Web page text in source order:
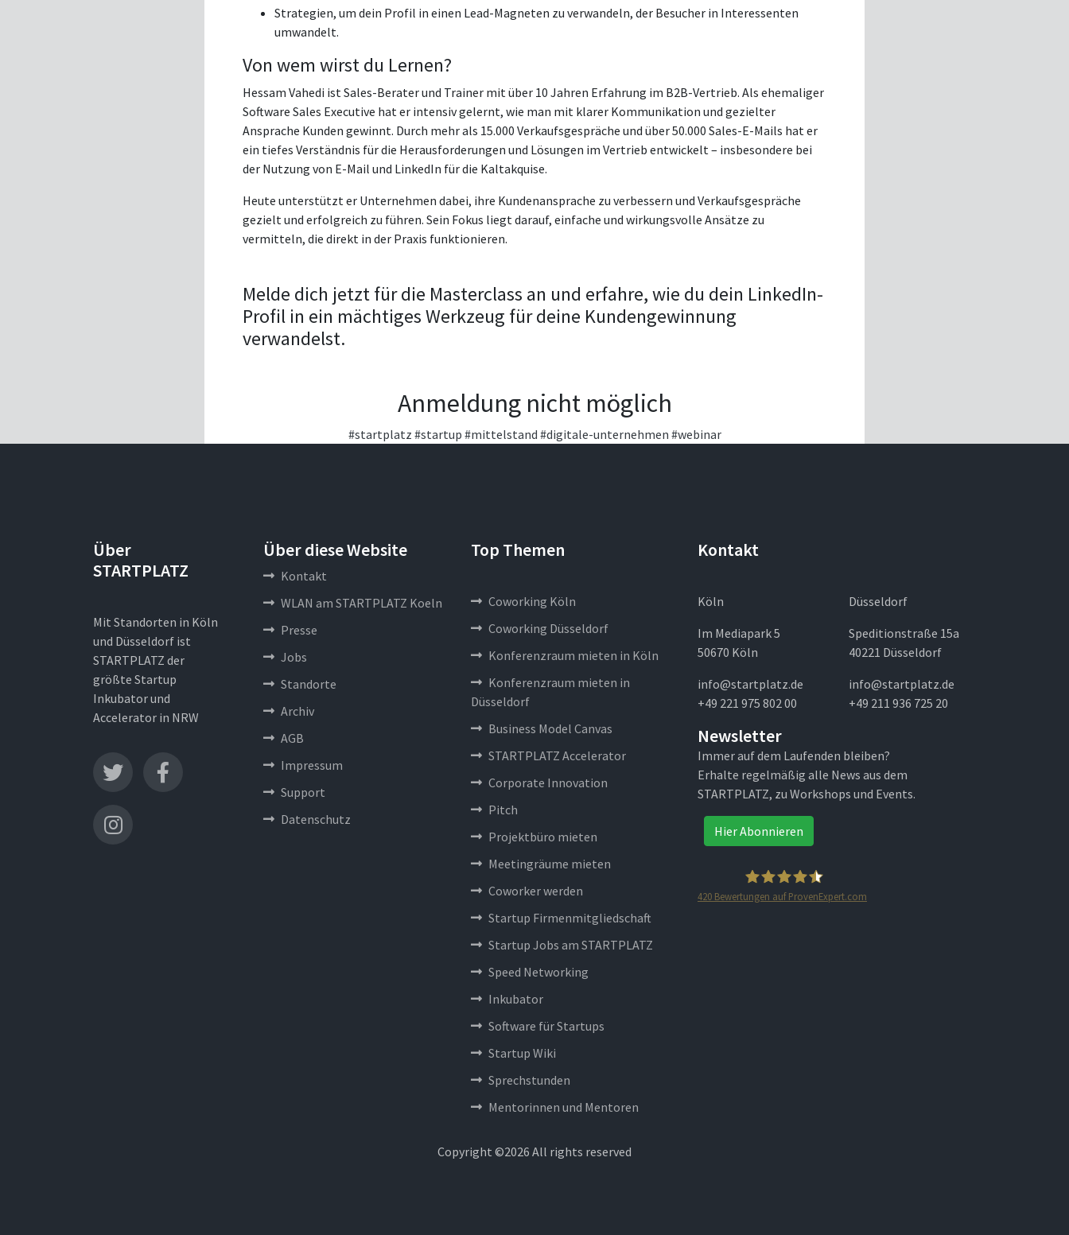
Strategien, um dein Profil in einen Lead-Magneten zu verwandeln, der Besucher in Interessenten
umwandelt.
Von wem wirst du Lernen?
Hessam Vahedi ist Sales-Berater und Trainer mit über 10 Jahren Erfahrung im B2B-Vertrieb. Als ehemaliger
Software Sales Executive hat er intensiv gelernt, wie man mit klarer Kommunikation und gezielter
Ansprache Kunden gewinnt. Durch mehr als 15.000 Verkaufsgespräche und über 50.000 Sales-E-Mails hat er
ein tiefes Verständnis für die Herausforderungen und Lösungen im Vertrieb entwickelt – insbesondere bei
der Nutzung von E-Mail und LinkedIn für die Kaltakquise.
Heute unterstützt er Unternehmen dabei, ihre Kundenansprache zu verbessern und Verkaufsgespräche
gezielt und erfolgreich zu führen. Sein Fokus liegt darauf, einfache und wirkungsvolle Ansätze zu
vermitteln, die direkt in der Praxis funktionieren.
Melde dich jetzt für die Masterclass an und erfahre, wie du dein LinkedIn-
Profil in ein mächtiges Werkzeug für deine Kundengewinnung
verwandelst.
Anmeldung nicht möglich
#startplatz #startup #mittelstand #digitale-unternehmen #webinar
Über
STARTPLATZ
Mit Standorten in Köln
und Düsseldorf ist
STARTPLATZ der
größte Startup
Inkubator und
Accelerator in NRW
Über diese Website
Kontakt
WLAN am STARTPLATZ Koeln
Presse
Jobs
Standorte
Archiv
AGB
Impressum
Support
Datenschutz
Top Themen
Coworking Köln
Coworking Düsseldorf
Konferenzraum mieten in Köln
Konferenzraum mieten in
Düsseldorf
Business Model Canvas
STARTPLATZ Accelerator
Corporate Innovation
Pitch
Projektbüro mieten
Meetingräume mieten
Coworker werden
Startup Firmenmitgliedschaft
Startup Jobs am STARTPLATZ
Speed Networking
Inkubator
Software für Startups
Startup Wiki
Sprechstunden
Mentorinnen und Mentoren
Kontakt
Köln
Im Mediapark 5
50670 Köln
info@startplatz.de
+49 221 975 802 00
Düsseldorf
Speditionstraße 15a
40221 Düsseldorf
info@startplatz.de
+49 211 936 725 20
Newsletter
Immer auf dem Laufenden bleiben?
Erhalte regelmäßig alle News aus dem
STARTPLATZ, zu Workshops und Events.
Hier Abonnieren
420 Bewertungen auf ProvenExpert.com
Copyright ©2026 All rights reserved